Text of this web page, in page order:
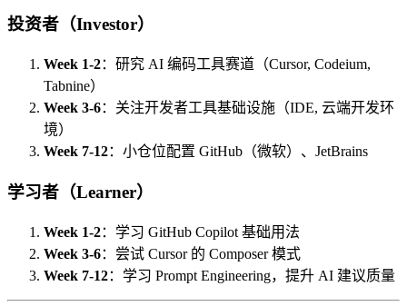
投资者（Investor）
Week 1-2：研究 AI 编码工具赛道（Cursor, Codeium,
Tabnine）
Week 3-6：关注开发者工具基础设施（IDE, 云端开发环
境）
Week 7-12：小仓位配置 GitHub（微软）、JetBrains
学习者（Learner）
Week 1-2：学习 GitHub Copilot 基础用法
Week 3-6：尝试 Cursor 的 Composer 模式
Week 7-12：学习 Prompt Engineering，提升 AI 建议质量